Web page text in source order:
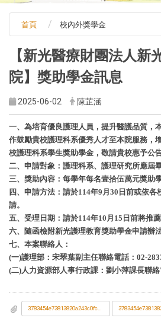
首頁 校內外獎學金
【新光醫療財團法人新
院】獎助學金訊息
2025-06-02 陳芷涵
一、為培育優良護理人員，提升醫護品質，
作鼓勵貴校護理科系優秀人才至本院服務，
校護理科系學生獎助學金，敬請貴校惠予公
二、申請對象：護理科系、護理研究所應屆
三、獎助內容：每學年每名壹拾伍萬元獎助
四、申請方法：請於114年9月30日前或依各
請。
五、受理日期：請於114年10月15日前將推
六、隨函檢附新光護理教育獎助學金申請辦
七、本案聯絡人：
(一)護理部：宋翠葉副主任聯絡電話：02-
(二)人力資源部人事行政課：劉小萍課長聯
3783454e73813820a243c0fcb33720d6_新光醫院新光護理教育獎助學金申請辦法_18695_.pdf